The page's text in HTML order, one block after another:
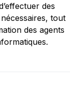
des
tout
des agents